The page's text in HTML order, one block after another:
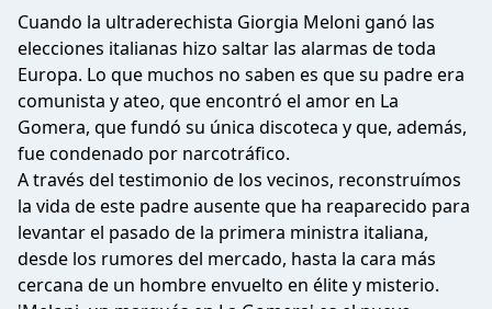
Cuando la ultraderechista Giorgia Meloni ganó las
elecciones italianas hizo saltar las alarmas de toda
Europa. Lo que muchos no saben es que su padre era
comunista y ateo, que encontró el amor en La
Gomera, que fundó su única discoteca y que, además,
fue condenado por narcotráfico.
A través del testimonio de los vecinos, reconstruímos
la vida de este padre ausente que ha reaparecido para
levantar el pasado de la primera ministra italiana,
desde los rumores del mercado, hasta la cara más
cercana de un hombre envuelto en élite y misterio.